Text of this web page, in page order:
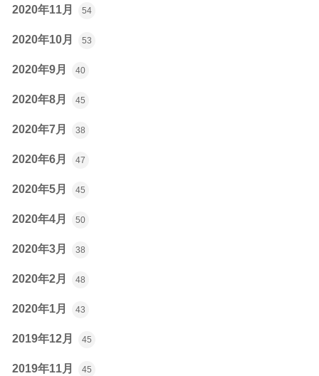
2020年11月 54
2020年10月 53
2020年9月 40
2020年8月 45
2020年7月 38
2020年6月 47
2020年5月 45
2020年4月 50
2020年3月 38
2020年2月 48
2020年1月 43
2019年12月 45
2019年11月 45